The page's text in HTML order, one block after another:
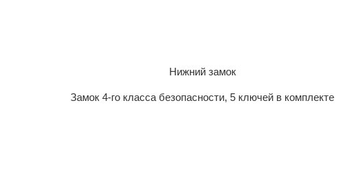
Нижний замок
Замок 4-го класса безопасности, 5 ключей в комплекте